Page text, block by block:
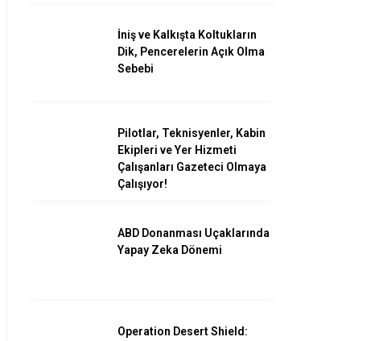
Instagram
İniş ve Kalkışta Koltukların
Dik, Pencerelerin Açık Olma
Sebebi
Pilotlar, Teknisyenler, Kabin
Ekipleri ve Yer Hizmeti
Çalışanları Gazeteci Olmaya
Çalışıyor!
ABD Donanması Uçaklarında
Yapay Zeka Dönemi
Operation Desert Shield: